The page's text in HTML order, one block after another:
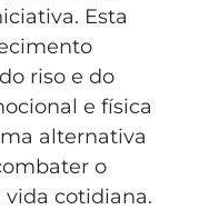
Esta
riso e do
e física
alternativa
o
vida cotidiana.